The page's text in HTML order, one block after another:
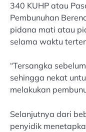
340 KUHP atau
Pembunuhan
pidana mati atau
selama waktu
“Tersangka
sehingga nekat
melakukan
Selanjutnya dari
penyidik